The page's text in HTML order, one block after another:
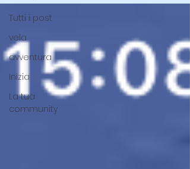
Tutti i post
vela
avventura
Inizia
La tua
community